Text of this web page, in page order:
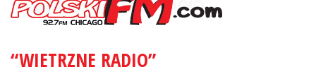
“WIETRZNE RADIO”